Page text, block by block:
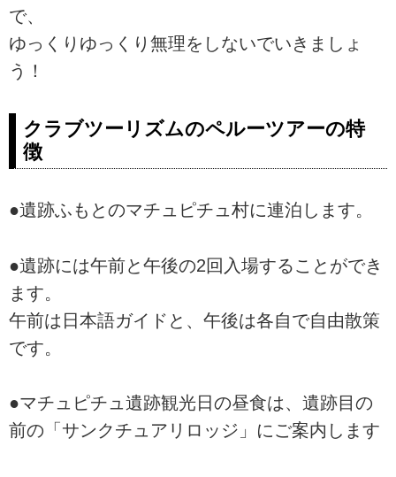
で、
ゆっくりゆっくり無理をしないでいきましょ
う！
クラブツーリズムのペルーツアーの特
徴
●遺跡ふもとのマチュピチュ村に連泊します。
●遺跡には午前と午後の2回入場することができ
ます。
午前は日本語ガイドと、午後は各自で自由散策
です。
●マチュピチュ遺跡観光日の昼食は、遺跡目の
前の「サンクチュアリロッジ」にご案内します